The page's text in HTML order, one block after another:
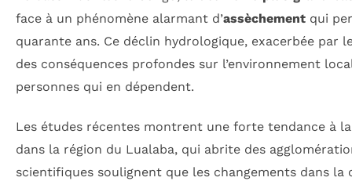
face à un phénomène alarmant d’assèchement qui
quarante ans. Ce déclin hydrologique, exacerbée par
des conséquences profondes sur l’environnement
personnes qui en dépendent.
Les études récentes montrent une forte tendance à
dans la région du Lualaba, qui abrite des
scientifiques soulignent que les changements dans